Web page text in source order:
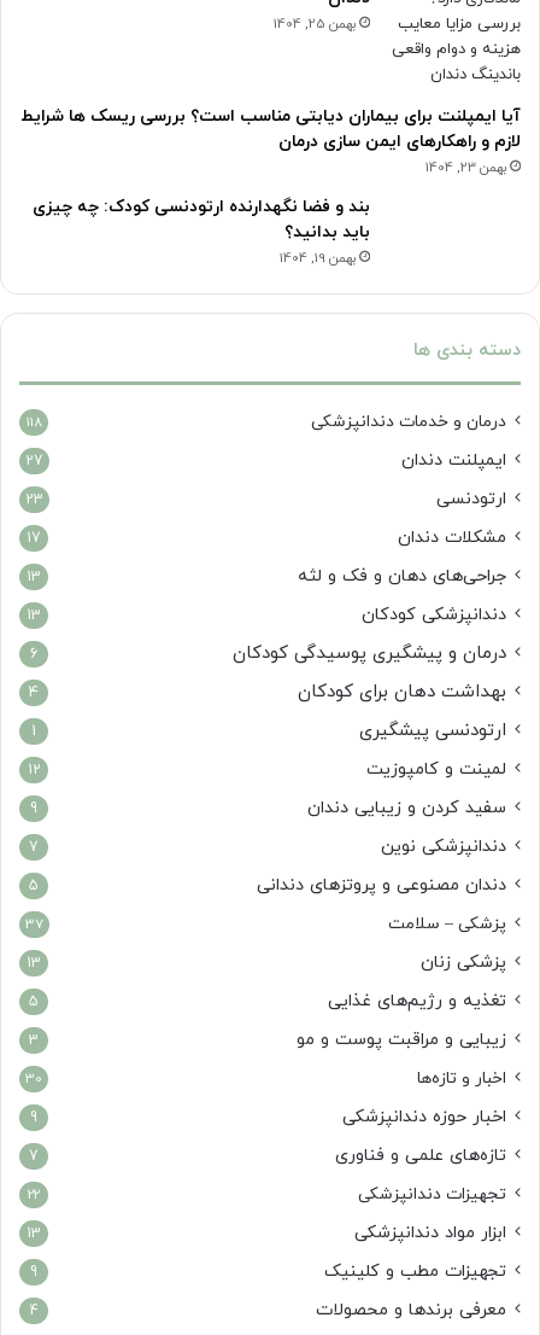
بهمن 25, 1404
آیا ایمپلنت برای بیماران دیابتی مناسب است؟ بررسی ریسک ها شرایط
لازم و راهکارهای ایمن سازی درمان
بهمن 23, 1404
بند و فضا نگهدارنده ارتودنسی کودک: چه چیزی
باید بدانید؟
بهمن 19, 1404
دسته بندی ها
درمان‌ و خدمات دندانپزشکی 118
ایمپلنت دندان 27
ارتودنسی 23
مشکلات دندان 17
جراحی‌های دهان و فک و لثه 13
دندانپزشکی کودکان 13
درمان و پیشگیری پوسیدگی کودکان 6
بهداشت دهان برای کودکان 4
ارتودنسی پیشگیری 1
لمینت و کامپوزیت 12
سفید کردن و زیبایی دندان 9
دندانپزشکی نوین 7
دندان مصنوعی و پروتزهای دندانی 5
پزشکی – سلامت 37
پزشکی زنان 13
تغذیه و رژیم‌های غذایی 5
زیبایی و مراقبت پوست و مو 3
اخبار و تازه‌ها 30
اخبار حوزه دندانپزشکی 9
تازه‌های علمی و فناوری 7
تجهیزات دندانپزشکی 22
ابزار مواد دندانپزشکی 13
تجهیزات مطب و کلینیک 9
معرفی برندها و محصولات 4